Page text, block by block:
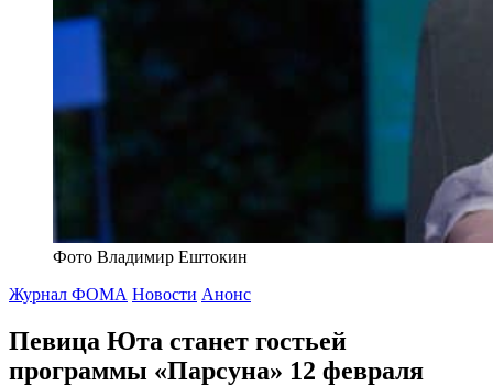
Фото Владимир Ештокин
Журнал ФОМА Новости Анонс
Певица Юта станет гостьей
программы «Парсуна» 12 февраля